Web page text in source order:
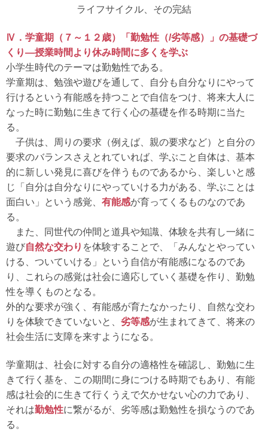
ライフサイクル、その完結
Ⅳ．学童期（７～１２歳）「勤勉性（/劣等感）」の基礎づ
くり―授業時間より休み時間に多くを学ぶ
小学生時代のテーマは勤勉性である。
学童期は、勉強や遊びを通して、自分も自分なりにやって
行けるという有能感を持つことで自信をつけ、将来大人に
なった時に勤勉に生きて行く心の基礎を作る時期に当た
る。
子供は、周りの要求（例えば、親の要求など）と自分の
要求のバランスさえとれていれば、学ぶこと自体は、基本
的に新しい発見に喜びを伴うものであるから、楽しいと感
じ「自分は自分なりにやっていける力がある、学ぶことは
面白い」という感覚、 有能感が育ってくるものなのであ
る。
また、同世代の仲間と道具や知識、体験を共有し一緒に
遊び自然な交わり を体験することで、「みんなとやってい
ける、ついていける」という自信が有能感になるのであ
り、これらの感覚は社会に適応していく基礎を作り、勤勉
性を導くものとなる。
外的な要求が強く、有能感が育たなかったり、自然な交わ
りを体験できていないと、 劣等感が生まれてきて、将来の
社会生活に支障を来すようになる。
学童期は、社会に対する自分の適格性を確認し、勤勉に生
きて行く基を、この期間に身につける時期でもあり、有能
感は社会的に生きて行くうえで欠かせない心の力であり、
それは勤勉性に繋がるが、劣等感は勤勉性を損なうのであ
る。